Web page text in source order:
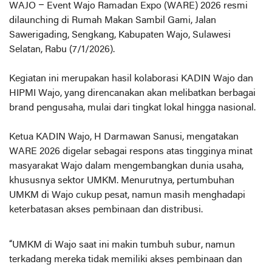
WAJO – Event Wajo Ramadan Expo (WARE) 2026 resmi
dilaunching di Rumah Makan Sambil Gami, Jalan
Sawerigading, Sengkang, Kabupaten Wajo, Sulawesi
Selatan, Rabu (7/1/2026).
Kegiatan ini merupakan hasil kolaborasi KADIN Wajo dan
HIPMI Wajo, yang direncanakan akan melibatkan berbagai
brand pengusaha, mulai dari tingkat lokal hingga nasional.
Ketua KADIN Wajo, H Darmawan Sanusi, mengatakan
WARE 2026 digelar sebagai respons atas tingginya minat
masyarakat Wajo dalam mengembangkan dunia usaha,
khususnya sektor UMKM. Menurutnya, pertumbuhan
UMKM di Wajo cukup pesat, namun masih menghadapi
keterbatasan akses pembinaan dan distribusi.
“UMKM di Wajo saat ini makin tumbuh subur, namun
terkadang mereka tidak memiliki akses pembinaan dan